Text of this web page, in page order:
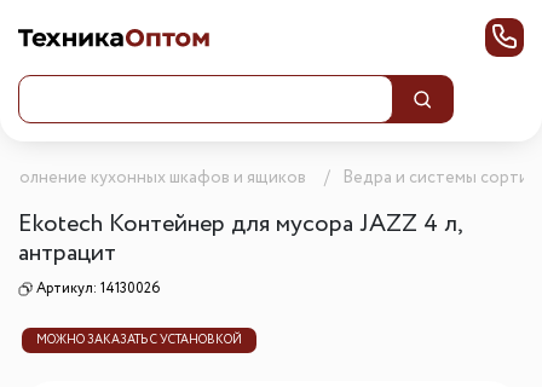
кухонных шкафов и ящиков Ведра и системы
Ekotech Контейнер для мусора JAZZ 4 л,
антрацит
Артикул: 14130026
МОЖНО ЗАКАЗАТЬ С УСТАНОВКОЙ